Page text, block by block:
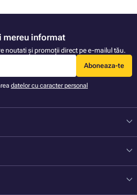
mereu informat
noutati și promoții direct pe e-mailul tău.
Aboneaza-te
datelor cu caracter personal